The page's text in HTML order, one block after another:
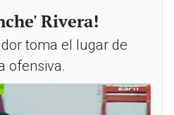
Rivera!
toma el lugar de
ofensiva.